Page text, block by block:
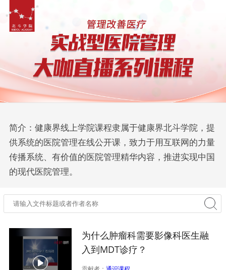
简介：健康界线上学院课程隶属于健康界北斗学院，提
供系统的医院管理在线公开课，致力于用互联网的力量
传播系统、有价值的医院管理精华内容，推进实现中国
的现代医院管理。
为什么肿瘤科需要影像科医生融
入到MDT诊疗？